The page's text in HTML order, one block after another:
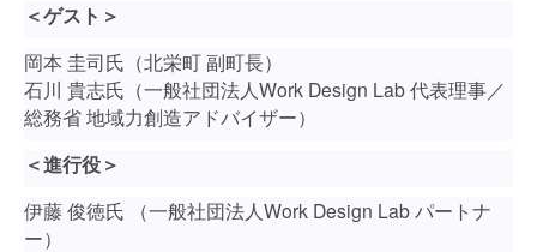
＜ゲスト＞
岡本 圭司氏（北栄町 副町長）
石川 貴志氏（一般社団法人Work Design Lab 代表理事／
総務省 地域力創造アドバイザー）
＜進行役＞
伊藤 俊徳氏 （一般社団法人Work Design Lab パートナ
ー）